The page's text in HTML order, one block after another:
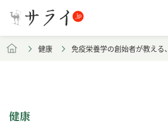
健康 免疫栄養学の創始者が教える
健康